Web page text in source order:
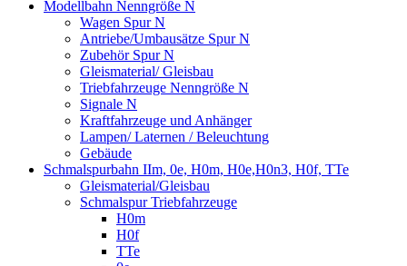
Modellbahn Nenngröße N
Wagen Spur N
Antriebe/Umbausätze Spur N
Zubehör Spur N
Gleismaterial/ Gleisbau
Triebfahrzeuge Nenngröße N
Signale N
Kraftfahrzeuge und Anhänger
Lampen/ Laternen / Beleuchtung
Gebäude
Schmalspurbahn IIm, 0e, H0m, H0e,H0n3, H0f, TTe
Gleismaterial/Gleisbau
Schmalspur Triebfahrzeuge
H0m
H0f
TTe